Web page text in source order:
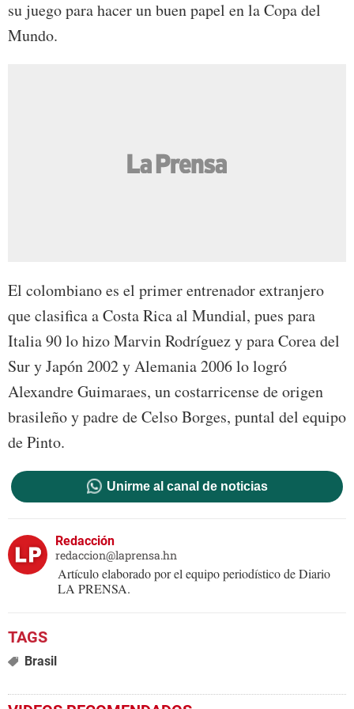
su juego para hacer un buen papel en la Copa del
Mundo.
El colombiano es el primer entrenador extranjero
que clasifica a Costa Rica al Mundial, pues para
Italia 90 lo hizo Marvin Rodríguez y para Corea del
Sur y Japón 2002 y Alemania 2006 lo logró
Alexandre Guimaraes, un costarricense de origen
brasileño y padre de Celso Borges, puntal del equipo
de Pinto.
Unirme al canal de noticias
Redacción
redaccion@laprensa.hn
Artículo elaborado por el equipo periodístico de Diario
LA PRENSA.
Brasil